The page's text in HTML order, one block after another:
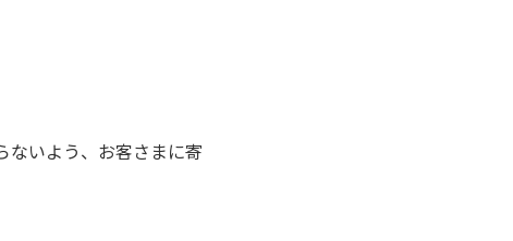
ないよう、お客さまに寄